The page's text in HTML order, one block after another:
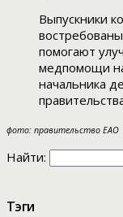
Выпускники
помогают
медпомощи
начальника
фото: правительство ЕАО
Найти:
Тэги